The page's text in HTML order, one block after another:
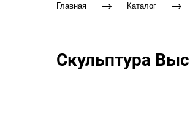
Главная Каталог
Скульптура